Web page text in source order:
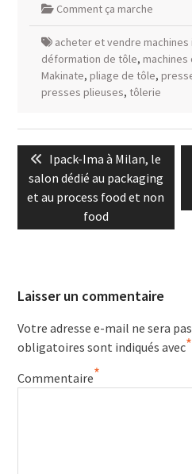
Comment ça marche
acheter et vendre
déformation de tôle,
Makinate, pliage de tôle,
presses plieuses, tôlerie
de
l’article
Previous
post:
Ipack-Ima à Milan, le
salon dédié au packaging
et au process food et non
food
Laisser un commentaire
Votre adresse e-mail ne sera
obligatoires sont indiqués avec*
Commentaire*